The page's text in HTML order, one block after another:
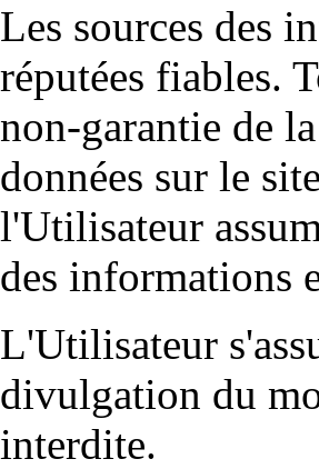
Les sources des
réputées fiables.
non-garantie de
données sur le
l'Utilisateur
des informations
L'Utilisateur
divulgation du
interdite.